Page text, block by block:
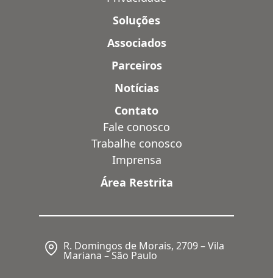
Soluções
Associados
Parceiros
Notícias
Contato
Fale conosco
Trabalhe conosco
Imprensa
Área Restrita
R. Domingos de Morais, 2709 – Vila
Mariana – São Paulo